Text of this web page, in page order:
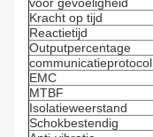
voor gevoeligheid
Kracht op tijd
Reactietijd
Outputpercentage
communicatieprotocol
EMC
MTBF
Isolatieweerstand
Schokbestendig